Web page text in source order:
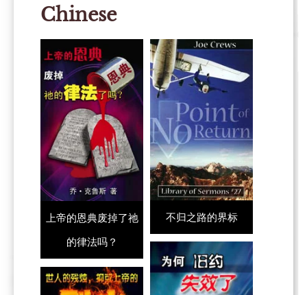
Chinese
上帝的恩典废掉了祂
的律法吗？
不归之路的界标